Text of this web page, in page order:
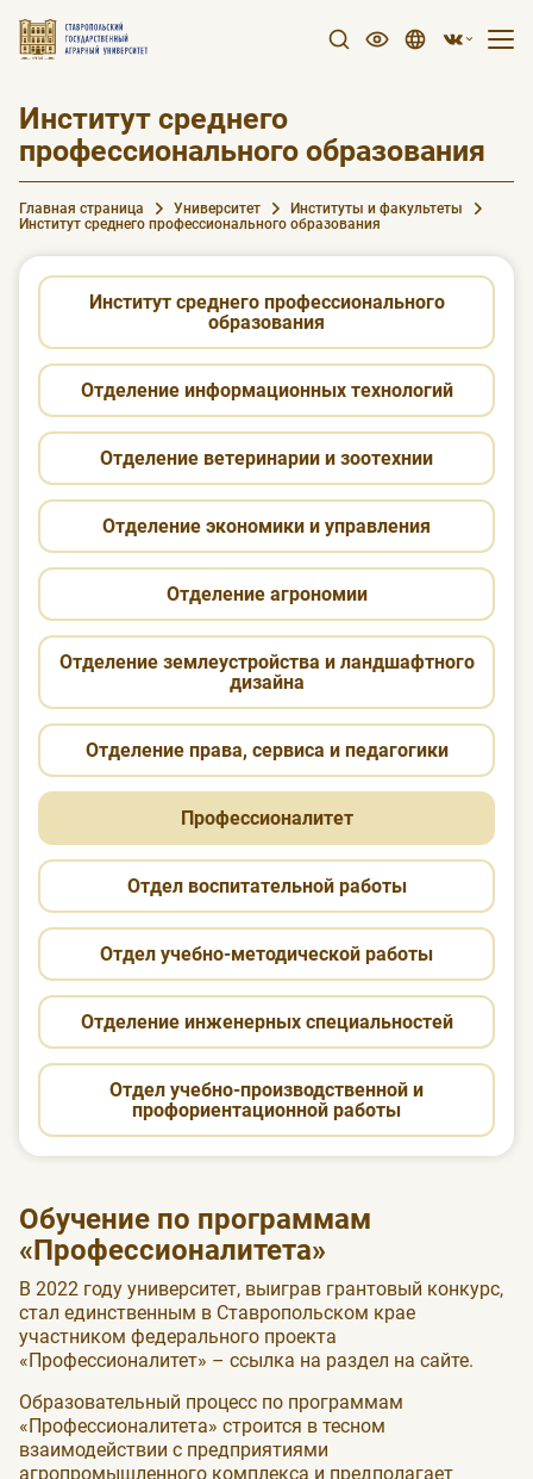
Институт среднего
профессионального образования
Главная страница Университет
Институты и факультеты
Институт среднего профессионального образования
Институт среднего профессионального
образования
Отделение информационных технологий
Отделение ветеринарии и зоотехнии
Отделение экономики и управления
Отделение агрономии
Отделение землеустройства и ландшафтного
дизайна
Отделение права, сервиса и педагогики
Профессионалитет
Отдел воспитательной работы
Отдел учебно-методической работы
Отделение инженерных специальностей
Отдел учебно-производственной и
профориентационной работы
Обучение по программам
«Профессионалитета»
В 2022 году университет, выиграв грантовый конкурс,
стал единственным в Ставропольском крае
участником федерального проекта
«Профессионалитет» – ссылка на раздел на сайте.
Образовательный процесс по программам
«Профессионалитета» строится в тесном
взаимодействии с предприятиями
агропромышленного комплекса и предполагает